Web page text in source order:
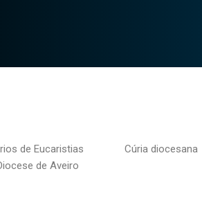
de Eucaristias
de Aveiro
Cúria diocesana